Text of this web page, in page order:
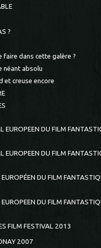
?
faire dans cette galère ?
néant absolu
et creuse encore
EUROPEEN DU FILM
EUROPEEN DU FILM
DU FILM
DU FILM
FILM FESTIVAL 2013
2007